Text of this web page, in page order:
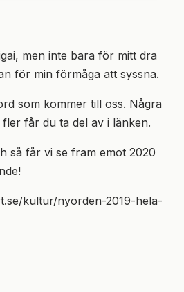
men inte bara för mitt dra
för min förmåga att syssna.
som kommer till oss. Några
får du ta del av i länken.
så får vi se fram emot 2020
kultur/nyorden-2019-hela-